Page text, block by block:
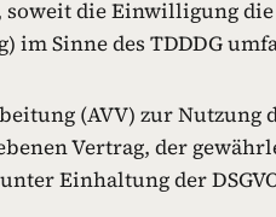
soweit die Einwilligung
Sinne des TDDDG
(AVV) zur Nutzung
Vertrag, der
Einhaltung der